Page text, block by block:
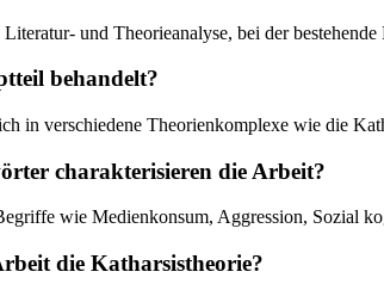
und Theorieanalyse, bei der
behandelt?
in verschiedene Theorienkomplexe wie die
charakterisieren die Arbeit?
wie Medienkonsum, Aggression, Sozial
die Katharsistheorie?